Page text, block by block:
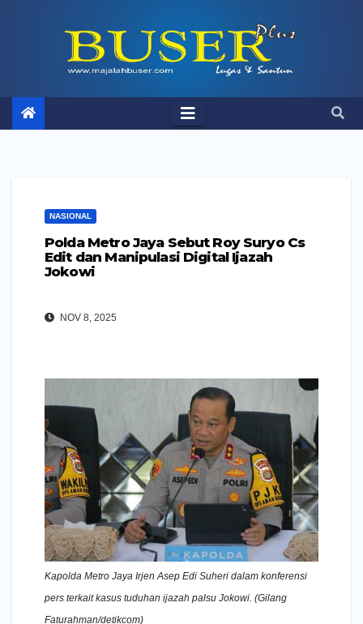
NASIONAL
Polda Metro Jaya Sebut Roy Suryo Cs
Edit dan Manipulasi Digital Ijazah
Jokowi
NOV 8, 2025
Kapolda Metro Jaya Irjen Asep Edi Suheri dalam konferensi
pers terkait kasus tuduhan ijazah palsu Jokowi. (Gilang
Faturahman/detikcom)